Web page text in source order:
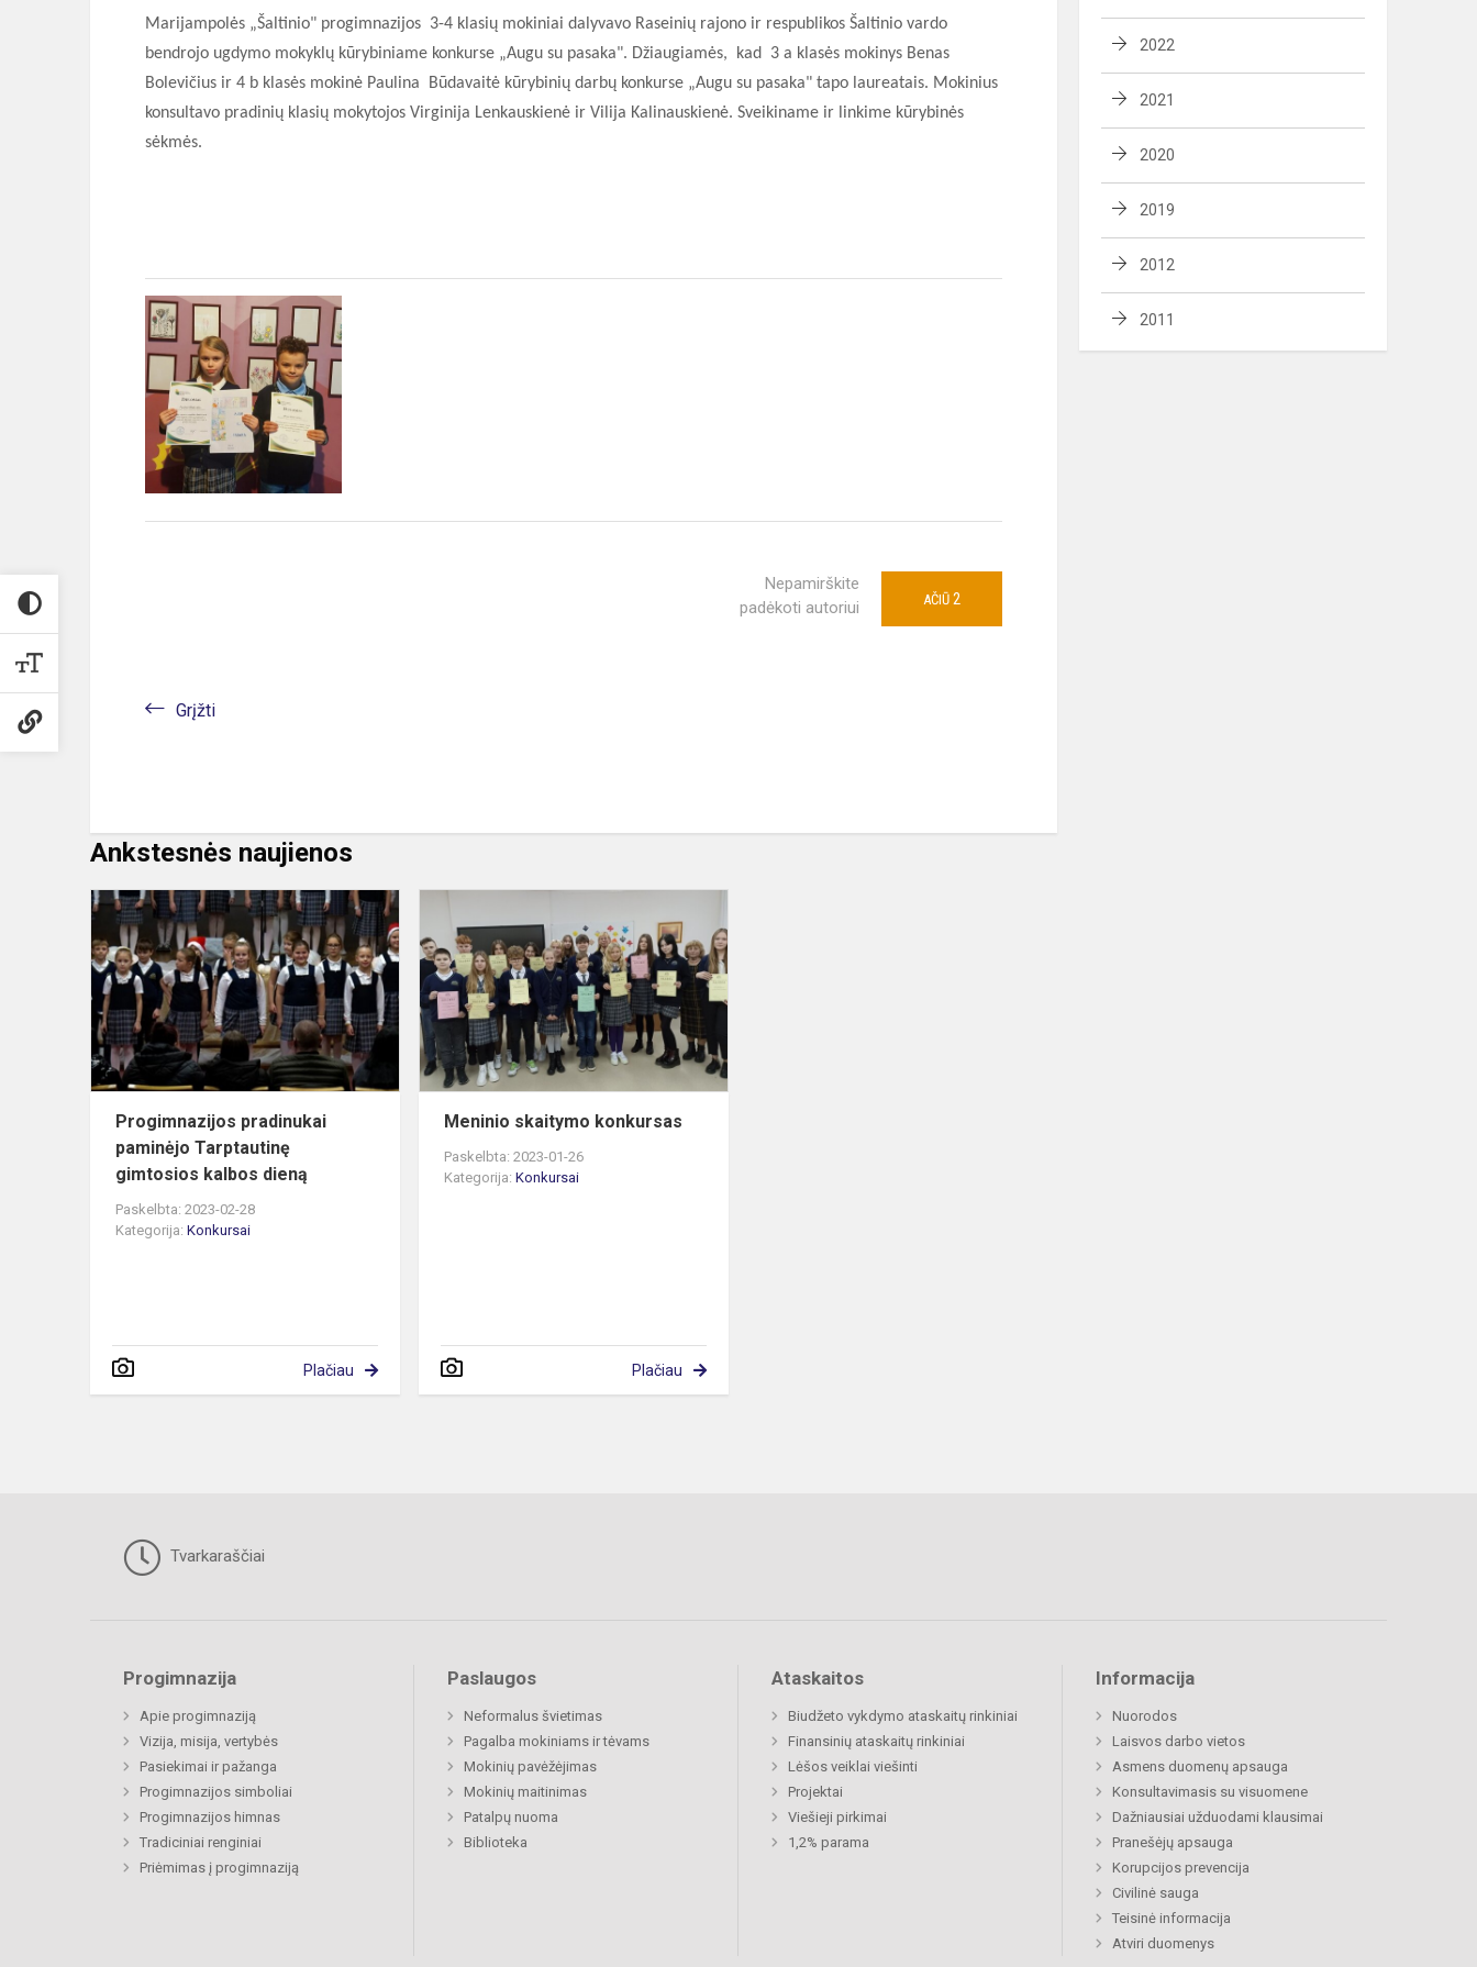
Marijampolės „Šaltinio" progimnazijos 3-4 klasių mokiniai dalyvavo Raseinių rajono ir respublikos Šaltinio vardo
bendrojo ugdymo mokyklų kūrybiniame konkurse „Augu su pasaka". Džiaugiamės, kad 3 a klasės mokinys Benas
Bolevičius ir 4 b klasės mokinė Paulina Būdavaitė kūrybinių darbų konkurse „Augu su pasaka" tapo laureatais. Mokinius
konsultavo pradinių klasių mokytojos Virginija Lenkauskienė ir Vilija Kalinauskienė. Sveikiname ir linkime kūrybinės
sėkmės.
Nepamirškite
padėkoti autoriui
AČIŪ 2
Grįžti
Ankstesnės naujienos
Progimnazijos
pradinukai
paminėjo
Tarptautinę
gimtosios
kal...
Progimnazijos pradinukai
paminėjo Tarptautinę
gimtosios kalbos dieną
Paskelbta: 2023-02-28
Kategorija: Konkursai
Plačiau
skaitymo
konkursas
Meninio skaitymo konkursas
Paskelbta: 2023-01-26
Kategorija:Konkursai
Plačiau
2022
2021
2020
2019
2012
2011
Tvarkaraščiai
Progimnazija
Apie progimnaziją
Vizija, misija, vertybės
Pasiekimai ir pažanga
Progimnazijos simboliai
Progimnazijos himnas
Tradiciniai renginiai
Priėmimas į progimnaziją
Paslaugos
Neformalus švietimas
Pagalba mokiniams ir tėvams
Mokinių pavėžėjimas
Mokinių maitinimas
Patalpų nuoma
Biblioteka
Ataskaitos
Biudžeto vykdymo ataskaitų rinkiniai
Finansinių ataskaitų rinkiniai
Lėšos veiklai viešinti
Projektai
Viešieji pirkimai
1,2% parama
Informacija
Nuorodos
Laisvos darbo vietos
Asmens duomenų apsauga
Konsultavimasis su visuomene
Dažniausiai užduodami klausimai
Pranešėjų apsauga
Korupcijos prevencija
Civilinė sauga
Teisinė informacija
Atviri duomenys